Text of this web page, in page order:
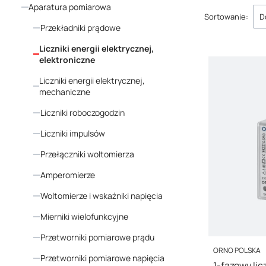
Aparatura pomiarowa
Przekładniki prądowe
Liczniki energii elektrycznej,
elektroniczne
Liczniki energii elektrycznej,
mechaniczne
Liczniki roboczogodzin
Liczniki impulsów
Przełączniki woltomierza
Amperomierze
Woltomierze i wskażniki napięcia
Mierniki wielofunkcyjne
Przetworniki pomiarowe prądu
Przetworniki pomiarowe napięcia
Lista
Sortowanie:
PRODUCENT
ORNO POLSKA